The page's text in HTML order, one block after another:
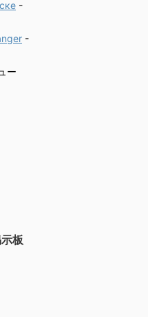
-
-
ー
板